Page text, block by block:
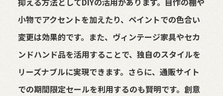
小物でアクセントを加えたり、ペイントでの色合い
変更は効果的です。また、ヴィンテージ家具やセカ
ンドハンド品を活用することで、独自のスタイルを
リーズナブルに実現できます。さらに、通販サイト
での期間限定セールを利用するのも賢明です。創意